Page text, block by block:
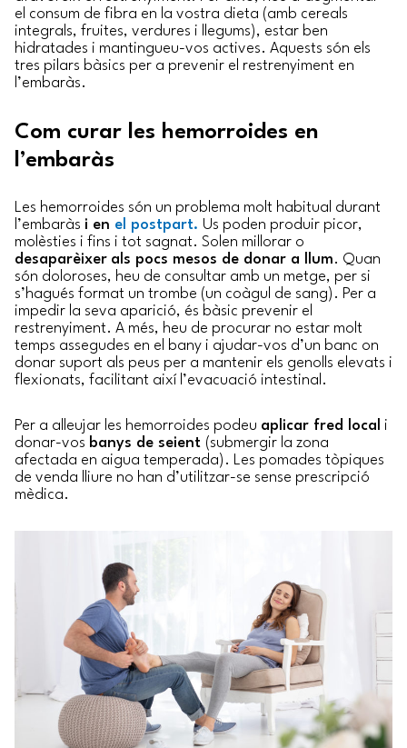
el consum de fibra en la vostra dieta (amb cereals
integrals, fruites, verdures i llegums), estar ben
hidratades i mantingueu-vos actives. Aquests són els
tres pilars bàsics per a prevenir el restrenyiment en
l’embaràs.
Com curar les hemorroides en
l’embaràs
Les hemorroides són un problema molt habitual durant
l’embaràs i en el postpart. Us poden produir picor,
molèsties i fins i tot sagnat. Solen millorar o
desaparèixer als pocs mesos de donar a llum. Quan
són doloroses, heu de consultar amb un metge, per si
s’hagués format un trombe (un coàgul de sang). Per a
impedir la seva aparició, és bàsic prevenir el
restrenyiment. A més, heu de procurar no estar molt
temps assegudes en el bany i ajudar-vos d’un banc on
donar suport als peus per a mantenir els genolls elevats i
flexionats, facilitant així l’evacuació intestinal.
Per a alleujar les hemorroides podeu aplicar fred local i
donar-vos banys de seient (submergir la zona
afectada en aigua temperada). Les pomades tòpiques
de venda lliure no han d’utilitzar-se sense prescripció
mèdica.